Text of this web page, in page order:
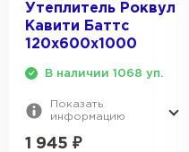
Утеплитель Роквул
Кавити Баттс
120х600х1000
В наличии 1068 уп.
Показать
информацию
1 945 ₽